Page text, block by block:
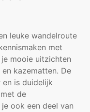
leuke wandelroute
met
mooie uitzichten
kazematten. De
is duidelijk
de
ook een deel van